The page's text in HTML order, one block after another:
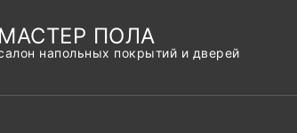
МАСТЕР ПОЛА
напольных покрытий и дверей